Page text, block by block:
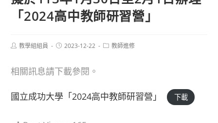
「2024高中教師研習營」
Post教學組組員
Post2023-12-22
Post教師進修
相關訊息請下載參閱。
國立成功大學「2024高中教師研習營」 下載